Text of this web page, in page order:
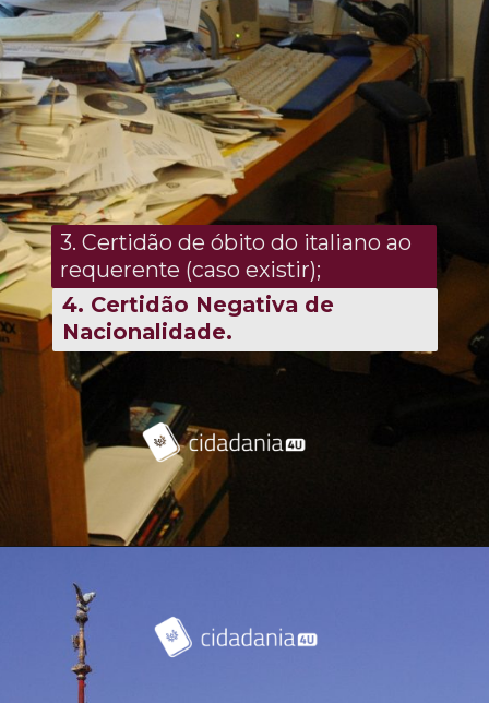
3. Certidão de óbito do italiano ao
requerente (caso existir);
4. Certidão Negativa de
Nacionalidade.